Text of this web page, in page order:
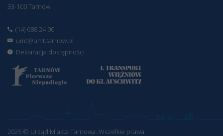
33-100 Tarnów
(14) 688 24 00
umt@umt.tarnow.pl
Deklaracja dostępności
2025 © Urząd Miasta Tarnowa. Wszelkie prawa